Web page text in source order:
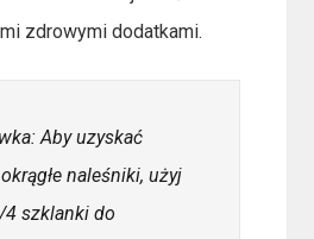
zdrowymi dodatkami.
Aby uzyskać
naleśniki, użyj
szklanki do